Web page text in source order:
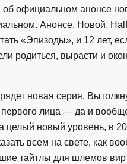
об официальном анонсе
Анонсе. Новой.
«Эпизоды», и 12 лет,
родиться, вырасти и
новая серия.
первого лица — да и
целый новый уровень, в
всем на свете, как
тайтлы для шлемов